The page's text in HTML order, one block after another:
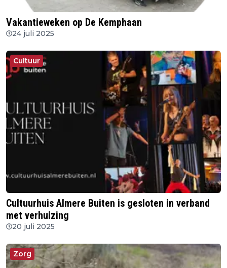
Vakantieweken op De Kemphaan
24 juli 2025
Cultuur
Cultuurhuis Almere Buiten is gesloten in verband
met verhuizing
20 juli 2025
Zorg